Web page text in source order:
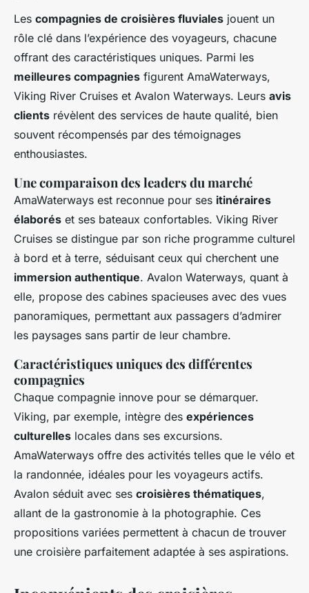
Les compagnies de croisières fluviales jouent un
rôle clé dans l’expérience des voyageurs, chacune
offrant des caractéristiques uniques. Parmi les
meilleures compagnies figurent AmaWaterways,
Viking River Cruises et Avalon Waterways. Leurs avis
clients révèlent des services de haute qualité, bien
souvent récompensés par des témoignages
enthousiastes.
Une comparaison des leaders du marché
AmaWaterways est reconnue pour ses itinéraires
élaborés et ses bateaux confortables. Viking River
Cruises se distingue par son riche programme culturel
à bord et à terre, séduisant ceux qui cherchent une
immersion authentique. Avalon Waterways, quant à
elle, propose des cabines spacieuses avec des vues
panoramiques, permettant aux passagers d’admirer
les paysages sans partir de leur chambre.
Caractéristiques uniques des différentes
compagnies
Chaque compagnie innove pour se démarquer.
Viking, par exemple, intègre des expériences
culturelles locales dans ses excursions.
AmaWaterways offre des activités telles que le vélo et
la randonnée, idéales pour les voyageurs actifs.
Avalon séduit avec ses croisières thématiques,
allant de la gastronomie à la photographie. Ces
propositions variées permettent à chacun de trouver
une croisière parfaitement adaptée à ses aspirations.